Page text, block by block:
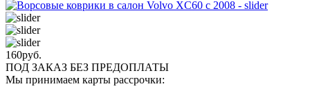
160руб.
ПОД ЗАКАЗ БЕЗ ПРЕДОПЛАТЫ
Мы принимаем карты рассрочки: